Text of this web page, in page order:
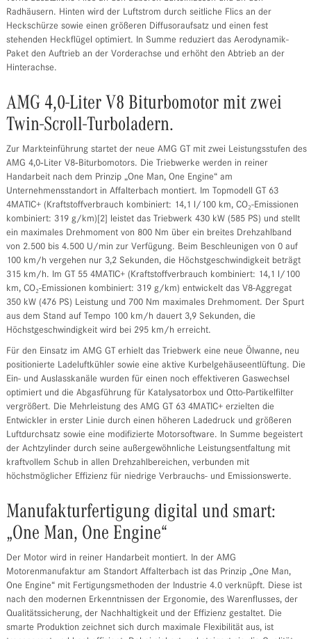
Radhäusern. Hinten wird der Luftstrom durch seitliche Flics an der
Heckschürze sowie einen größeren Diffusoraufsatz und einen fest
stehenden Heckflügel optimiert. In Summe reduziert das Aerodynamik-
Paket den Auftrieb an der Vorderachse und erhöht den Abtrieb an der
Hinterachse.
AMG 4,0-Liter V8 Biturbomotor mit zwei
Twin-Scroll-Turboladern.
Zur Markteinführung startet der neue AMG GT mit zwei Leistungsstufen des
AMG 4,0‑Liter V8‑Biturbomotors. Die Triebwerke werden in reiner
Handarbeit nach dem Prinzip „One Man, One Engine“ am
Unternehmensstandort in Affalterbach montiert. Im Topmodell GT 63
4MATIC+ (Kraftstoffverbrauch kombiniert: 14,1 l/100 km, CO₂-Emissionen
kombiniert: 319 g/km)[2] leistet das Triebwerk 430 kW (585 PS) und stellt
ein maximales Drehmoment von 800 Nm über ein breites Drehzahlband
von 2.500 bis 4.500 U/min zur Verfügung. Beim Beschleunigen von 0 auf
100 km/h vergehen nur 3,2 Sekunden, die Höchstgeschwindigkeit beträgt
315 km/h. Im GT 55 4MATIC+ (Kraftstoffverbrauch kombiniert: 14,1 l/100
km, CO₂-Emissionen kombiniert: 319 g/km) entwickelt das V8-Aggregat
350 kW (476 PS) Leistung und 700 Nm maximales Drehmoment. Der Spurt
aus dem Stand auf Tempo 100 km/h dauert 3,9 Sekunden, die
Höchstgeschwindigkeit wird bei 295 km/h erreicht.
Für den Einsatz im AMG GT erhielt das Triebwerk eine neue Ölwanne, neu
positionierte Ladeluftkühler sowie eine aktive Kurbelgehäuseentlüftung. Die
Ein- und Auslasskanäle wurden für einen noch effektiveren Gaswechsel
optimiert und die Abgasführung für Katalysatorbox und Otto-Partikelfilter
vergrößert. Die Mehrleistung des AMG GT 63 4MATIC+ erzielten die
Entwickler in erster Linie durch einen höheren Ladedruck und größeren
Luftdurchsatz sowie eine modifizierte Motorsoftware. In Summe begeistert
der Achtzylinder durch seine außergewöhnliche Leistungsentfaltung mit
kraftvollem Schub in allen Drehzahlbereichen, verbunden mit
höchstmöglicher Effizienz für niedrige Verbrauchs- und Emissionswerte.
Manufakturfertigung digital und smart:
„One Man, One Engine“
Der Motor wird in reiner Handarbeit montiert. In der AMG
Motorenmanufaktur am Standort Affalterbach ist das Prinzip „One Man,
One Engine“ mit Fertigungsmethoden der Industrie 4.0 verknüpft. Diese ist
nach den modernen Erkenntnissen der Ergonomie, des Warenflusses, der
Qualitätssicherung, der Nachhaltigkeit und der Effizienz gestaltet. Die
smarte Produktion zeichnet sich durch maximale Flexibilität aus, ist